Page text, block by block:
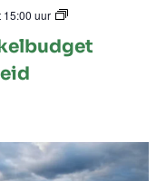
15:00 uur
Spreekuur